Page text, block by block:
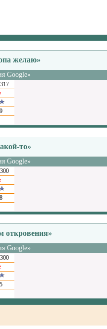
желаю»
Google»
то»
Google»
откровения»
Google»